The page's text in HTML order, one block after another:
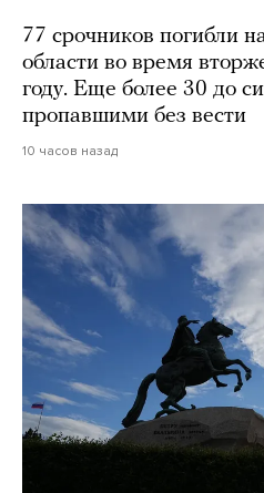
77 срочников погибли
области во время
году. Еще более 30 до
пропавшими без вести
10 часов назад